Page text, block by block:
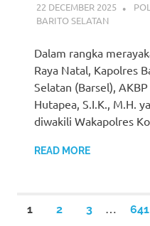
22 DECEMBER 2025
BARITO SELATAN
Dalam rangka
Raya Natal, Kapolres
Selatan (Barsel), AKBP
Hutapea, S.I.K., M.H.
diwakili Wakapolres
READ MORE
Posts
1 2 3 … 641